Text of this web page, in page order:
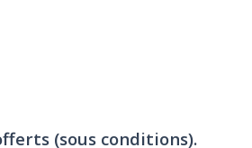
(sous conditions).